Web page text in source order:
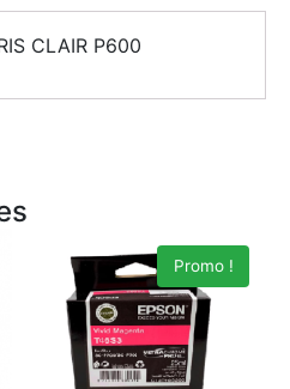
CLAIR P600
Promo !